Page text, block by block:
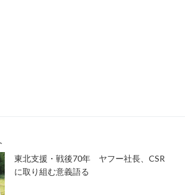
東北支援・戦後70年 ヤフー社長、CSR
に取り組む意義語る